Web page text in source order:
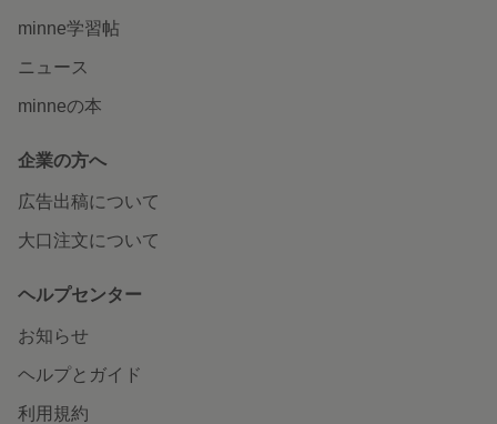
minne学習帖
ニュース
minneの本
企業の方へ
広告出稿について
大口注文について
ヘルプセンター
お知らせ
ヘルプとガイド
利用規約